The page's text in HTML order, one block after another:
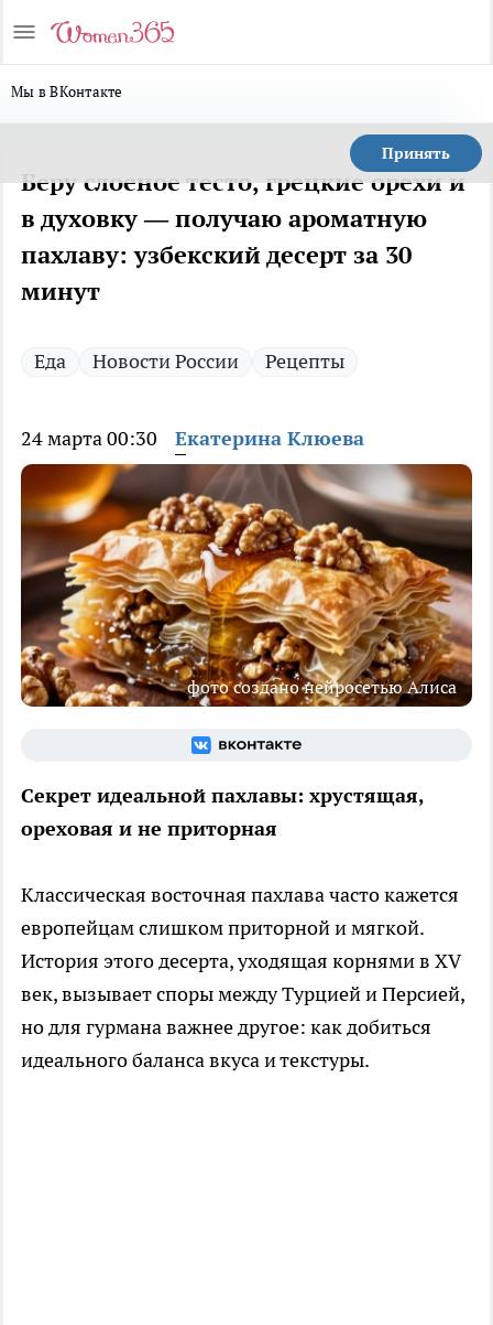
Мы в ВКонтакте
Принять
Беру слоеное тесто, грецкие орехи и
в духовку — получаю ароматную
пахлаву: узбекский десерт за 30
минут
Еда Новости России Рецепты
24 марта 00:30 Екатерина Клюева
фото создано нейросетью Алиса
Секрет идеальной пахлавы: хрустящая,
ореховая и не приторная
Классическая восточная пахлава часто кажется
европейцам слишком приторной и мягкой.
История этого десерта, уходящая корнями в XV
век, вызывает споры между Турцией и Персией,
но для гурмана важнее другое: как добиться
идеального баланса вкуса и текстуры.